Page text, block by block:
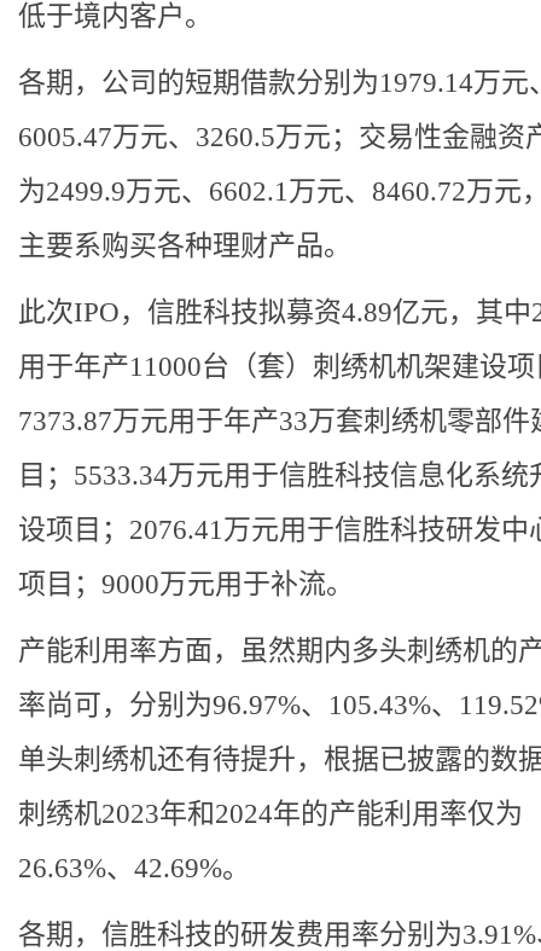
低于境内客户。
各期，公司的短期借款分别为1979.14万元
6005.47万元、3260.5万元；交易性金融资
为2499.9万元、6602.1万元、8460.72万元
主要系购买各种理财产品。
此次IPO，信胜科技拟募资4.89亿元，其中
用于年产11000台（套）刺绣机机架建设
7373.87万元用于年产33万套刺绣机零部件
目；5533.34万元用于信胜科技信息化系统
设项目；2076.41万元用于信胜科技研发中
项目；9000万元用于补流。
产能利用率方面，虽然期内多头刺绣机的
率尚可，分别为96.97%、105.43%、
单头刺绣机还有待提升，根据已披露的数
刺绣机2023年和2024年的产能利用率仅为
26.63%、42.69%。
各期，信胜科技的研发费用率分别为